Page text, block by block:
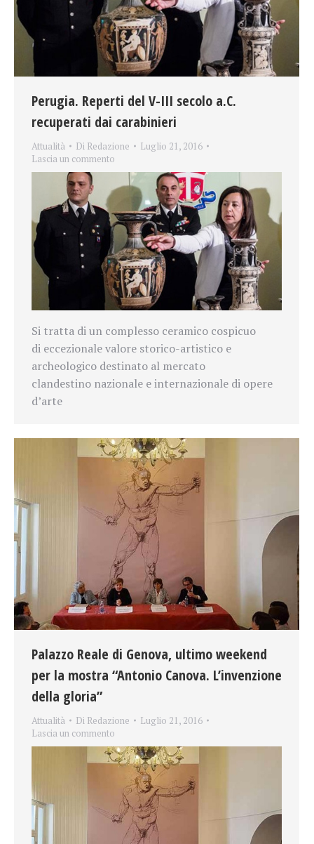
Perugia. Reperti del V-III secolo a.C.
recuperati dai carabinieri
Attualità Di Redazione
Luglio 21, 2016
Lascia un commento
Si tratta di un complesso ceramico cospicuo
di eccezionale valore storico-artistico e
archeologico destinato al mercato
clandestino nazionale e internazionale di opere
d’arte
Palazzo Reale di Genova, ultimo weekend
per la mostra “Antonio Canova. L’invenzione
della gloria”
Attualità Di Redazione
Luglio 21, 2016
Lascia un commento